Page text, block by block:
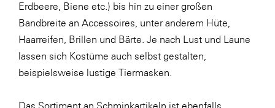
TAG GmbH
VALETTA
Verband Druck Medien Österreich
Wirtschaftskammer Salzburg
Erdbeere, Biene etc.) bis hin zu einer großen
Bandbreite an Accessoires, unter anderem Hüte,
Haarreifen, Brillen und Bärte. Je nach Lust und Laune
lassen sich Kostüme auch selbst gestalten,
beispielsweise lustige Tiermasken
Das Sortiment an Schminkartikeln ist ebenfalls